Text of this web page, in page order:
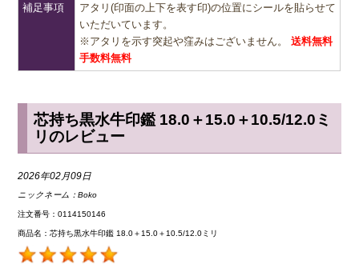
補足事項
アタリ(印面の上下を表す印)の位置にシールを貼らせて
いただいています。
※アタリを示す突起や窪みはございません。送料無料
手数料無料
芯持ち黒水牛印鑑 18.0＋15.0＋10.5/12.0ミ
リのレビュー
2026年02月09日
ニックネーム：Boko
注文番号：0114150146
商品名：芯持ち黒水牛印鑑 18.0＋15.0＋10.5/12.0ミリ